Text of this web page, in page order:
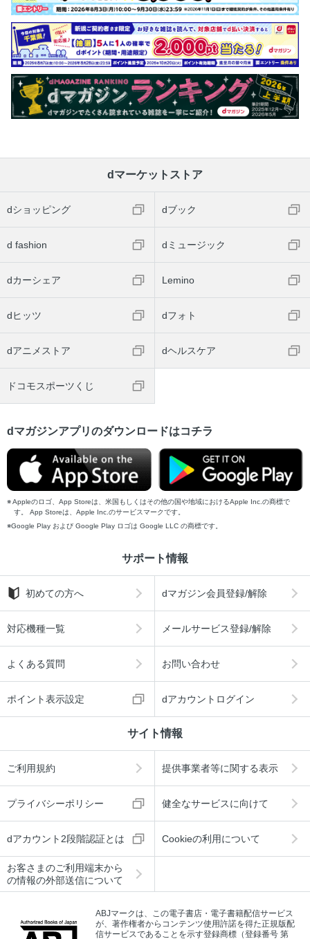
dマーケットストア
dショッピング dブック
d fashion dミュージック
dカーシェア Lemino
dヒッツ dフォト
dアニメストア dヘルスケア
ドコモスポーツくじ
dマガジンアプリのダウンロードはコチラ
Appleのロゴ、App Storeは、米国もしくはその他の国や地域におけるApple Inc.の商標で
す。 App Storeは、Apple Inc.のサービスマークです。
Google Play および Google Play ロゴは Google LLC の商標です。
サポート情報
初めての方へ dマガジン会員登録/解除
対応機種一覧 メールサービス登録/解除
よくある質問 お問い合わせ
ポイント表示設定 dアカウントログイン
サイト情報
ご利用規約 提供事業者等に関する表示
プライバシーポリシー 健全なサービスに向けて
dアカウント2段階認証とは Cookieの利用について
お客さまのご利用端末から
の情報の外部送信について
ABJマークは、この電子書店・電子書籍配信サービス
が、著作権者からコンテンツ使用許諾を得た正規版配
信サービスであることを示す登録商標（登録番号 第